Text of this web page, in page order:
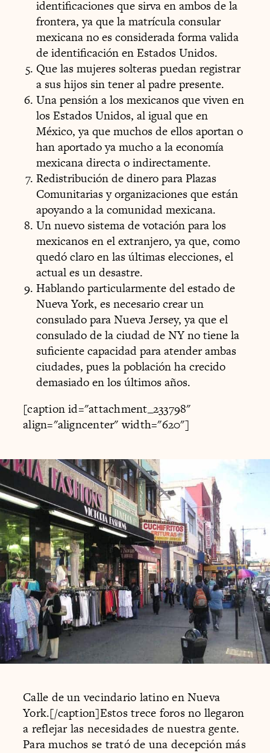
identificaciones que sirva en ambos de la
frontera, ya que la matrícula consular
mexicana no es considerada forma valida
de identificación en Estados Unidos.
Que las mujeres solteras puedan registrar
a sus hijos sin tener al padre presente.
Una pensión a los mexicanos que viven en
los Estados Unidos, al igual que en
México, ya que muchos de ellos aportan o
han aportado ya mucho a la economía
mexicana directa o indirectamente.
Redistribución de dinero para Plazas
Comunitarias y organizaciones que están
apoyando a la comunidad mexicana.
Un nuevo sistema de votación para los
mexicanos en el extranjero, ya que, como
quedó claro en las últimas elecciones, el
actual es un desastre.
Hablando particularmente del estado de
Nueva York, es necesario crear un
consulado para Nueva Jersey, ya que el
consulado de la ciudad de NY no tiene la
suficiente capacidad para atender ambas
ciudades, pues la población ha crecido
demasiado en los últimos años.
[caption id="attachment_233798"
align="aligncenter" width="620"]
Calle de un vecindario latino en Nueva
York.[/caption]Estos trece foros no llegaron
a reflejar las necesidades de nuestra gente.
Para muchos se trató de una decepción más